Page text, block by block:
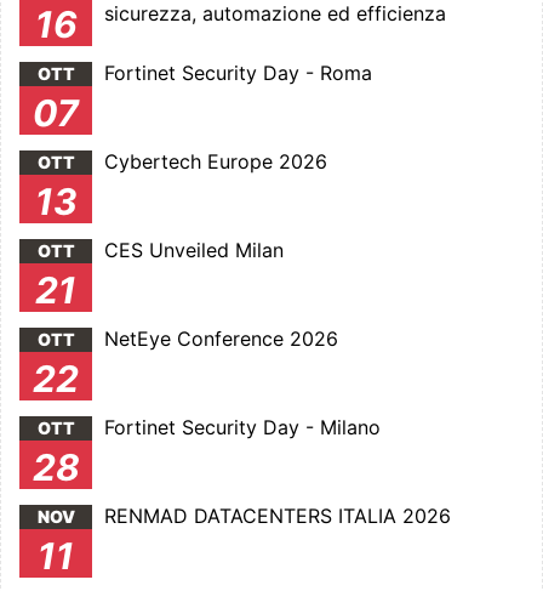
16
sicurezza, automazione ed efficienza
OTT
07
Fortinet Security Day - Roma
OTT
13
Cybertech Europe 2026
OTT
21
CES Unveiled Milan
OTT
22
NetEye Conference 2026
OTT
28
Fortinet Security Day - Milano
NOV
11
RENMAD DATACENTERS ITALIA 2026